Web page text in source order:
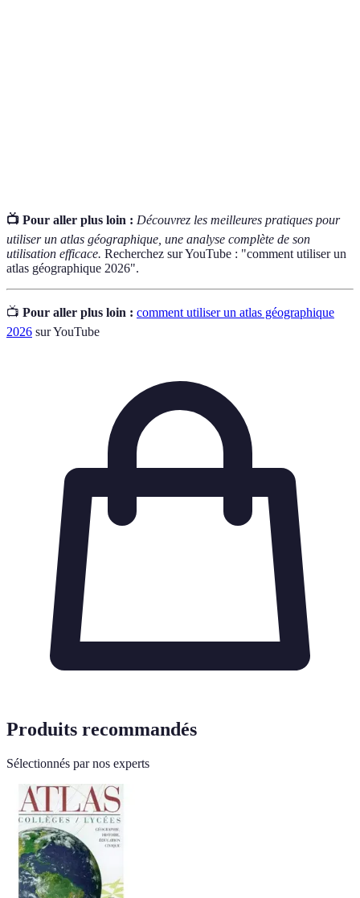
📺 Pour aller plus loin : Découvrez les meilleures pratiques pour
utiliser un atlas géographique, une analyse complète de son
utilisation efficace. Recherchez sur YouTube : "comment utiliser un
atlas géographique 2026".
📺 Pour aller plus loin : comment utiliser un atlas géographique
2026 sur YouTube
Produits recommandés
Sélectionnés par nos experts